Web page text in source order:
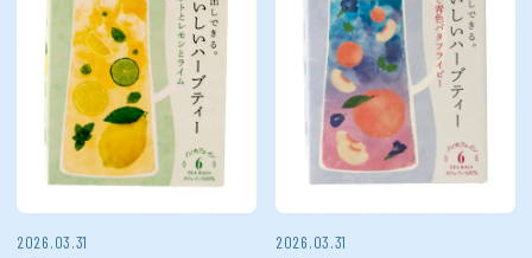
2026.03.31
2026.03.31